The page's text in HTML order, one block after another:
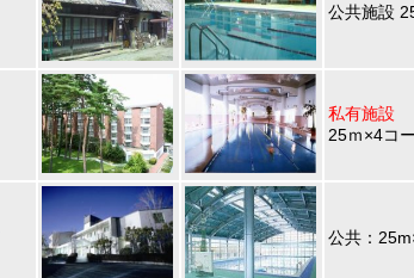
公共施設
私有施設
25ｍ×4コ
公共：